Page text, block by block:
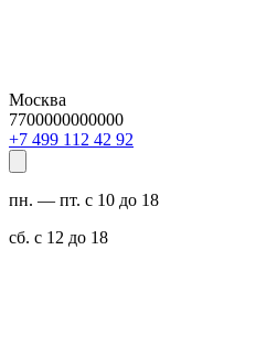
Москва
7700000000000
29 24 211 994 7+
пн. — пт. с 10 до 18
сб. с 12 до 18